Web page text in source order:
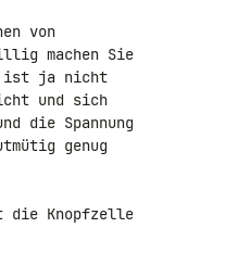
von
machen Sie
ist ja nicht
und sich
die Spannung
genug
die Knopfzelle